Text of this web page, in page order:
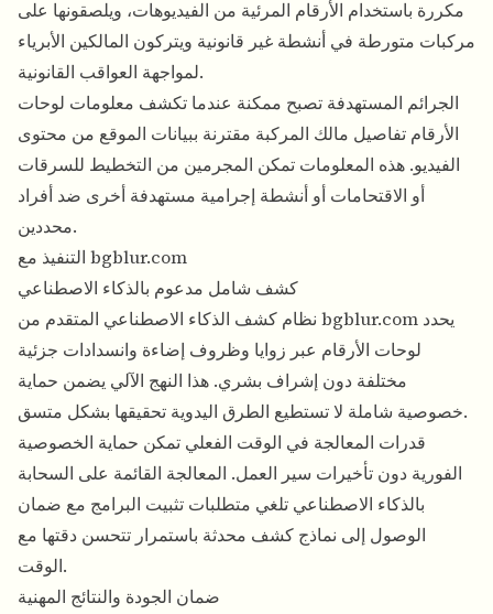
مكررة باستخدام الأرقام المرئية من الفيديوهات، ويلصقونها على
مركبات متورطة في أنشطة غير قانونية ويتركون المالكين الأبرياء
لمواجهة العواقب القانونية.
الجرائم المستهدفة تصبح ممكنة عندما تكشف معلومات لوحات
الأرقام تفاصيل مالك المركبة مقترنة ببيانات الموقع من محتوى
الفيديو. هذه المعلومات تمكن المجرمين من التخطيط للسرقات
أو الاقتحامات أو أنشطة إجرامية مستهدفة أخرى ضد أفراد
محددين.
التنفيذ مع bgblur.com
كشف شامل مدعوم بالذكاء الاصطناعي
نظام كشف الذكاء الاصطناعي المتقدم من bgblur.com يحدد
لوحات الأرقام عبر زوايا وظروف إضاءة وانسدادات جزئية
مختلفة دون إشراف بشري. هذا النهج الآلي يضمن حماية
خصوصية شاملة لا تستطيع الطرق اليدوية تحقيقها بشكل متسق.
قدرات المعالجة في الوقت الفعلي تمكن حماية الخصوصية
الفورية دون تأخيرات سير العمل. المعالجة القائمة على السحابة
بالذكاء الاصطناعي تلغي متطلبات تثبيت البرامج مع ضمان
الوصول إلى نماذج كشف محدثة باستمرار تتحسن دقتها مع
الوقت.
ضمان الجودة والنتائج المهنية